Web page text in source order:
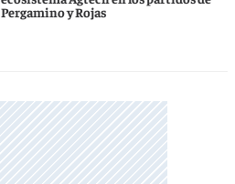
Pergamino y Rojas